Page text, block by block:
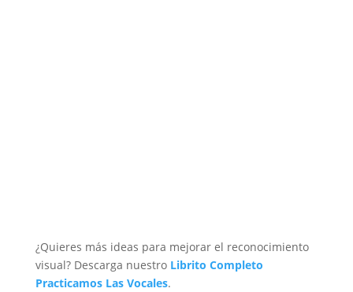
¿Quieres más ideas para mejorar el reconocimiento
visual? Descarga nuestro Librito Completo
Practicamos Las Vocales.